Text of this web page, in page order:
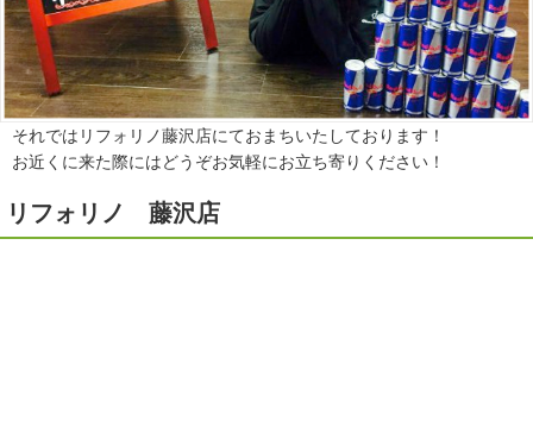
それではリフォリノ藤沢店にておまちいたしております！
お近くに来た際にはどうぞお気軽にお立ち寄りください！
リフォリノ 藤沢店